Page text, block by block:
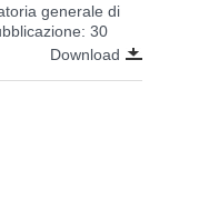
generale di
30
Download